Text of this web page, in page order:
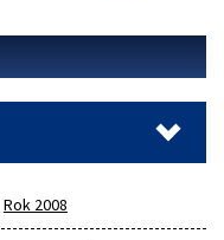
Rok 2008